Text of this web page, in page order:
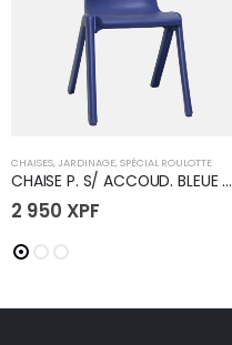
CHAISES, JARDINAGE, SPÉCIAL ROULOTTE
CHAISE P. S/ ACCOUD. BLEUE FONCE
2 950 XPF